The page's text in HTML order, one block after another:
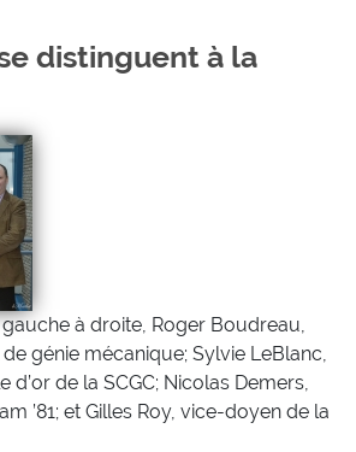
distinguent à la
à droite, Roger Boudreau,
génie mécanique; Sylvie LeBlanc,
de la SCGC; Nicolas Demers,
’81; et Gilles Roy, vice-doyen de la